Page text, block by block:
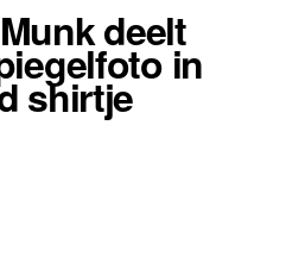
deelt
in
shirtje